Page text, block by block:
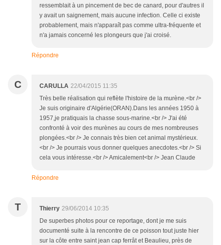
ressemblait à un pincement de bec de canard, pour d'autres il
y avait un saignement, mais aucune infection. Celle ci existe
probablement, mais n'apparaît pas comme ultra-fréquente et
n'a jamais concerné les plongeurs que j'ai croisé.
Répondre
C CARULLA 22/04/2015 11:35
Très belle réalisation qui reflète l'histoire de la murène.<br />
Je suis originaire d'Algérie(ORAN).Dans les années 1950 à
1957,je pratiquais la chasse sous-marine.<br /> J'ai été
confronté à voir des murènes au cours de mes nombreuses
plongées.<br /> Je connais très bien cet animal mystérieux.
<br /> Je pourrais vous donner quelques anecdotes.<br /> Si
cela vous intéresse.<br /> Amicalement<br /> Jean Claude
Répondre
T Thierry 29/06/2014 10:35
De superbes photos pour ce reportage, dont je me suis
documenté suite à la rencontre de ce poisson tout juste hier
sur la côte entre saint jean cap ferrât et Beaulieu, près de